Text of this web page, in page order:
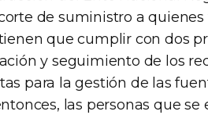
de suministro a
tienen que cumplir con dos
y seguimiento de los
para la gestión de las
las personas que